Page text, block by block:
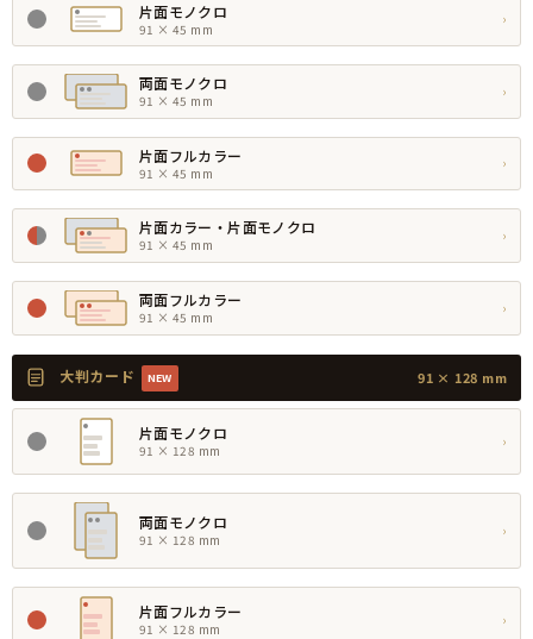
片面モノクロ
91 × 45 mm
›
両面モノクロ
91 × 45 mm
›
片面フルカラー
91 × 45 mm
›
片面カラー・片面モノクロ
91 × 45 mm
›
両面フルカラー
91 × 45 mm
›
大判カード NEW 91 × 128 mm
片面モノクロ
91 × 128 mm
›
両面モノクロ
91 × 128 mm
›
片面フルカラー
91 × 128 mm
›